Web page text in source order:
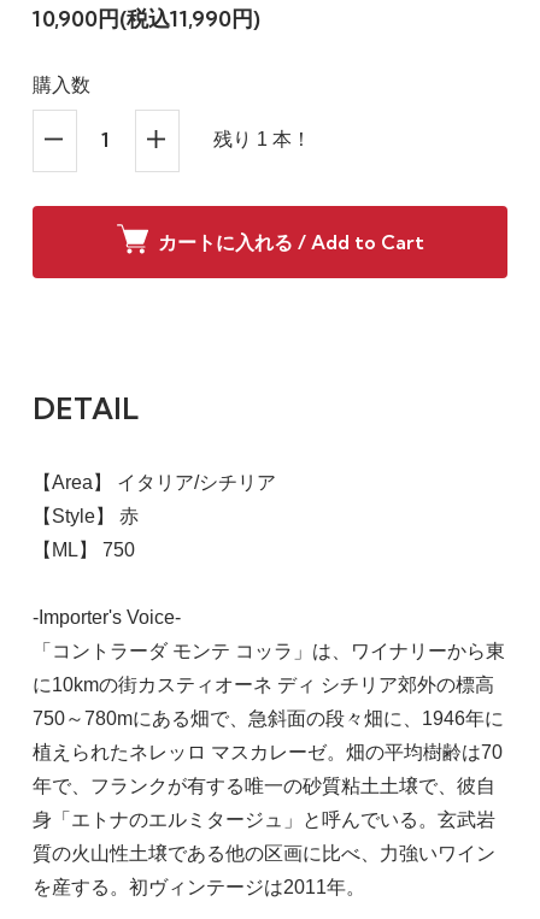
10,900円(税込11,990円)
購入数
残り 1 本！
カートに入れる / Add to Cart
DETAIL
【Area】 イタリア/シチリア
【Style】 赤
【ML】 750
-Importer's Voice-
「コントラーダ モンテ コッラ」は、ワイナリーから東
に10kmの街カスティオーネ ディ シチリア郊外の標高
750～780mにある畑で、急斜面の段々畑に、1946年に
植えられたネレッロ マスカレーゼ。畑の平均樹齢は70
年で、フランクが有する唯一の砂質粘土土壌で、彼自
身「エトナのエルミタージュ」と呼んでいる。玄武岩
質の火山性土壌である他の区画に比べ、力強いワイン
を産する。初ヴィンテージは2011年。